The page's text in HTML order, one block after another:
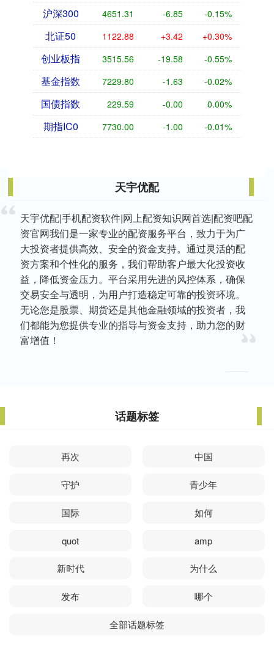
沪深300 4651.31 -6.85 -0.15%
北证50 1122.88 +3.42 +0.30%
创业板指 3515.56 -19.58 -0.55%
基金指数 7229.80 -1.63 -0.02%
国债指数 229.59 -0.00 0.00%
期指IC0 7730.00 -1.00 -0.01%
天宇优配
天宇优配|手机配资软件|网上配资知识网首选|配资吧配
资官网我们是一家专业的配资服务平台，致力于为广
大投资者提供高效、安全的资金支持。通过灵活的配
资方案和个性化的服务，我们帮助客户最大化投资收
益，降低资金压力。平台采用先进的风控体系，确保
交易安全与透明，为用户打造稳定可靠的投资环境。
无论您是股票、期货还是其他金融领域的投资者，我
们都能为您提供专业的指导与资金支持，助力您的财
富增值！
话题标签
再次 中国
守护 青少年
国际 如何
quot amp
新时代 为什么
发布 哪个
全部话题标签